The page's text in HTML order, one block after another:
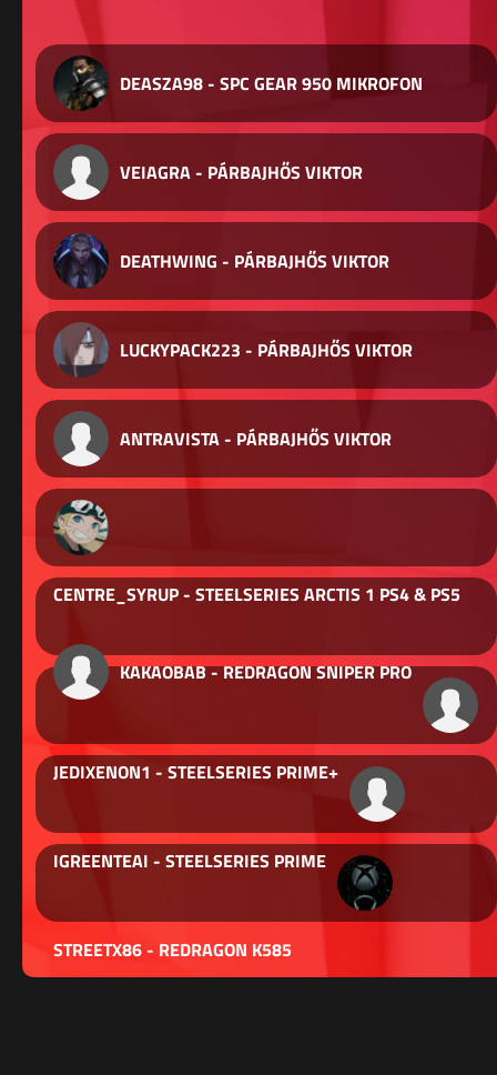
DEASZA98 - SPC GEAR 950 MIKROFON
VEIAGRA - PÁRBAJHŐS VIKTOR
DEATHWING - PÁRBAJHŐS VIKTOR
LUCKYPACK223 - PÁRBAJHŐS VIKTOR
ANTRAVISTA - PÁRBAJHŐS VIKTOR
CENTRE_SYRUP - STEELSERIES ARCTIS 1 PS4 & PS5
KAKAOBAB - REDRAGON SNIPER PRO
JEDIXENON1 - STEELSERIES PRIME+
IGREENTEAI - STEELSERIES PRIME
STREETX86 - REDRAGON K585